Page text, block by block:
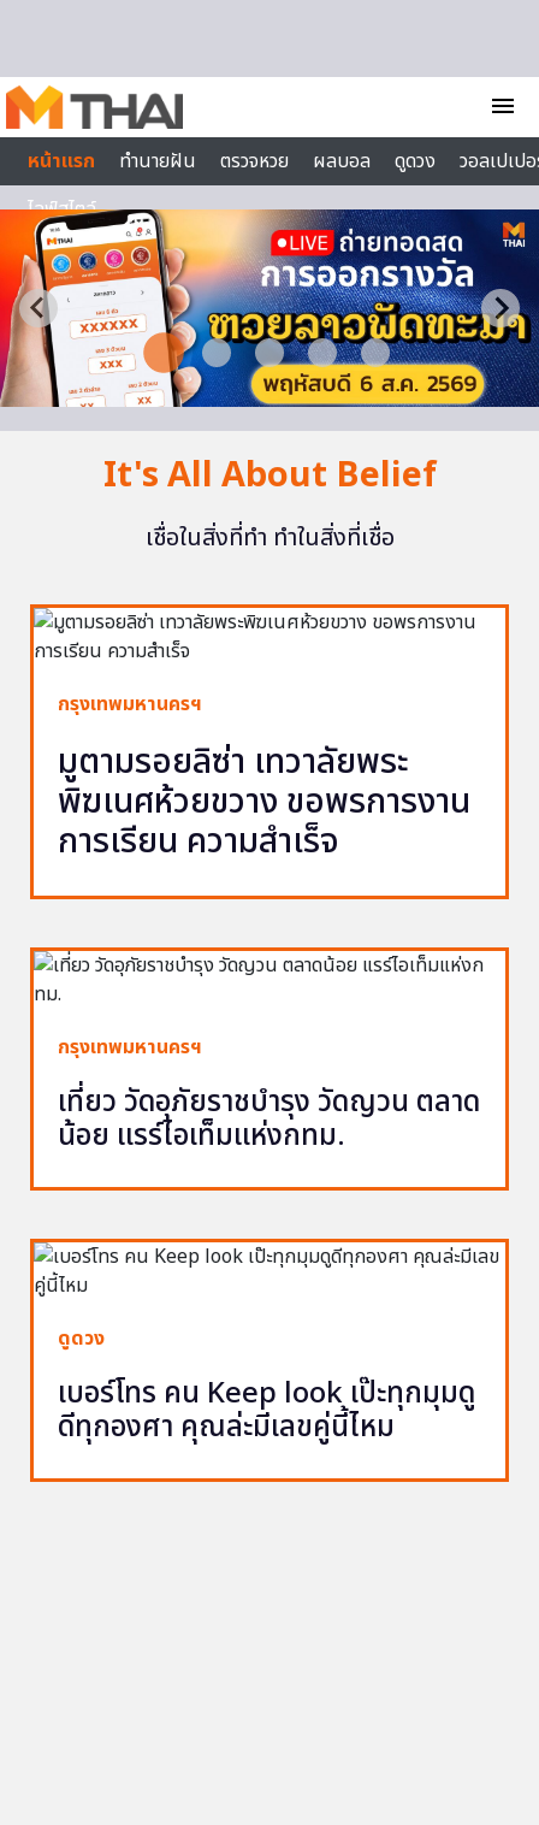
menu
หน้าแรก
ทำนายฝัน ตรวจหวย ผลบอล ดูดวง
วอลเปเป
ไลฟ์สไตล์
It's All About Belief
เชื่อในสิ่งที่ทำ ทำในสิ่งที่เชื่อ
กรุงเทพมหานครฯ
มูตามรอยลิซ่า เทวาลัยพระ
พิฆเนศห้วยขวาง ขอพรการงาน
การเรียน ความสำเร็จ
กรุงเทพมหานครฯ
เที่ยว วัดอุภัยราชบำรุง วัดญวน ตลาด
น้อย แรร์ไอเท็มแห่งกทม.
ดูดวง
เบอร์โทร คน Keep look เป๊ะทุกมุมดู
ดีทุกองศา คุณล่ะมีเลขคู่นี้ไหม